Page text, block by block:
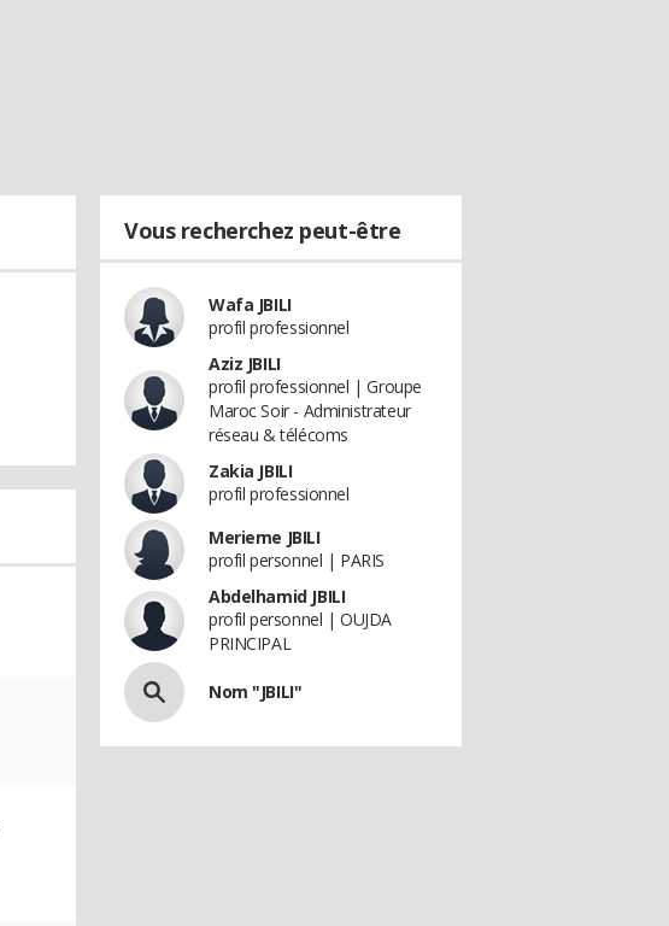
Vous recherchez peut-être
Wafa JBILI
profil professionnel
Aziz JBILI
profil professionnel | Groupe
Maroc Soir - Administrateur
réseau & télécoms
Zakia JBILI
profil professionnel
Merieme JBILI
profil personnel | PARIS
Abdelhamid JBILI
profil personnel | OUJDA
PRINCIPAL
Nom "JBILI"